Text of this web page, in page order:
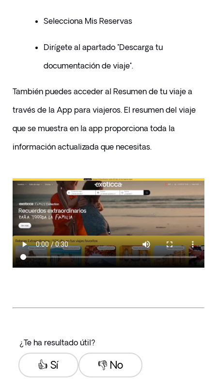
Selecciona Mis Reservas
Dirígete al apartado "Descarga tu
documentación de viaje".
También puedes acceder al Resumen de tu viaje a
través de la App para viajeros. El resumen del viaje
que se muestra en la app proporciona toda la
información actualizada que necesitas.
¿Te ha resultado útil?
👎 No
👍 Sí